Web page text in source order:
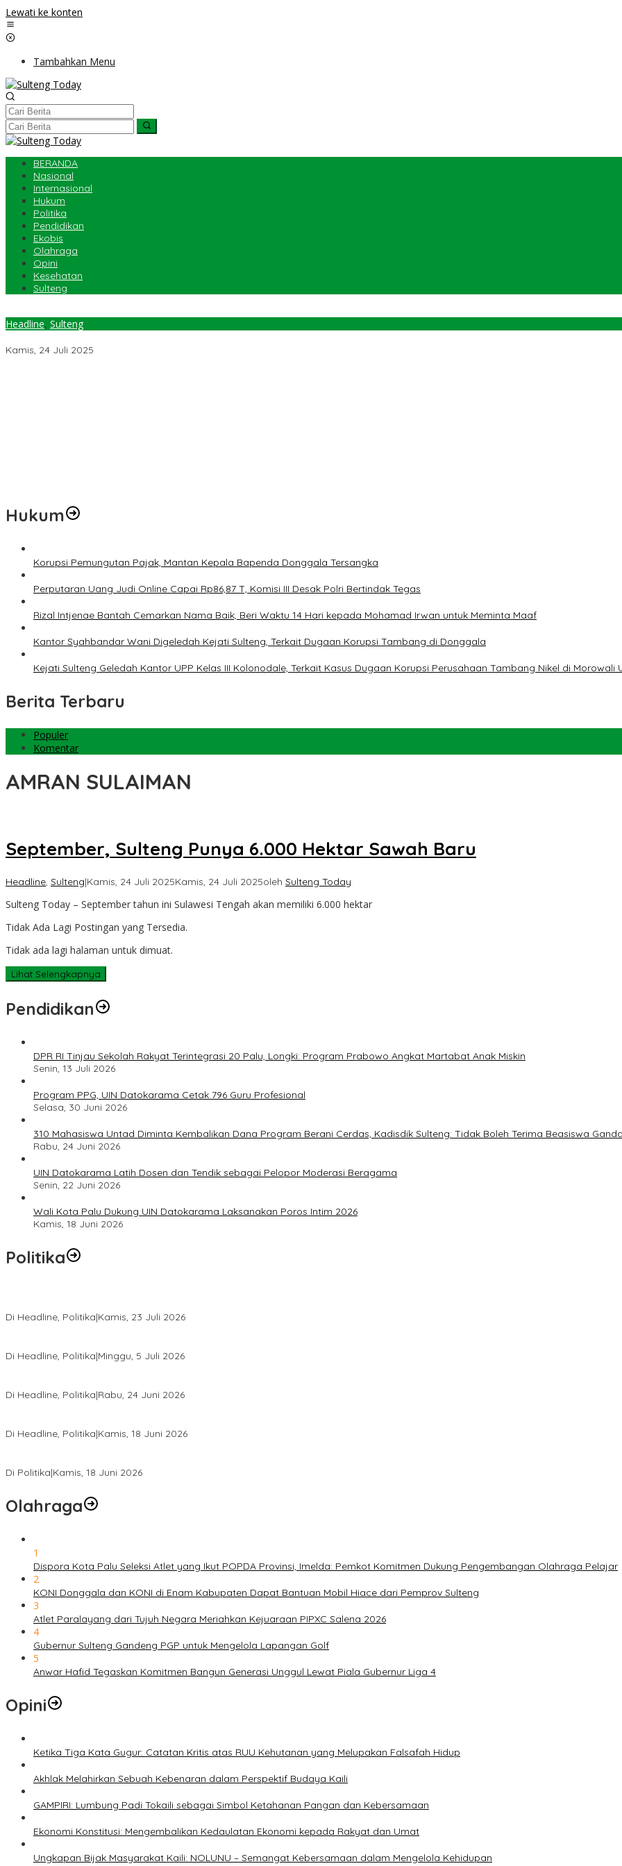
Lewati ke konten
Tambahkan Menu
BERANDA
Nasional
Internasional
Hukum
Politika
Pendidikan
Ekobis
Olahraga
Opini
Kesehatan
Sulteng
Headline, Sulteng
Kamis, 24 Juli 2025
Hukum
Korupsi Pemungutan Pajak, Mantan Kepala Bapenda Donggala Tersangka
Perputaran Uang Judi Online Capai Rp86,87 T, Komisi III Desak Polri Bertindak Tegas
Rizal Intjenae Bantah Cemarkan Nama Baik, Beri Waktu 14 Hari kepada Mohamad Irwan untuk Meminta Maaf
Kantor Syahbandar Wani Digeledah Kejati Sulteng, Terkait Dugaan Korupsi Tambang di Donggala
Kejati Sulteng Geledah Kantor UPP Kelas III Kolonodale, Terkait Kasus Dugaan Korupsi Perusahaan Tambang Nikel di Morowali
Berita Terbaru
Populer
Komentar
AMRAN SULAIMAN
September, Sulteng Punya 6.000 Hektar Sawah Baru
Headline, Sulteng|Kamis, 24 Juli 2025Kamis, 24 Juli 2025oleh Sulteng Today
Sulteng Today – September tahun ini Sulawesi Tengah akan memiliki 6.000 hektar
Tidak Ada Lagi Postingan yang Tersedia.
Tidak ada lagi halaman untuk dimuat.
Lihat Selengkapnya
Pendidikan
DPR RI Tinjau Sekolah Rakyat Terintegrasi 20 Palu, Longki: Program Prabowo Angkat Martabat Anak Miskin
Senin, 13 Juli 2026
Program PPG, UIN Datokarama Cetak 796 Guru Profesional
Selasa, 30 Juni 2026
310 Mahasiswa Untad Diminta Kembalikan Dana Program Berani Cerdas, Kadisdik Sulteng: Tidak Boleh Terima Beasiswa Ganda
Rabu, 24 Juni 2026
UIN Datokarama Latih Dosen dan Tendik sebagai Pelopor Moderasi Beragama
Senin, 22 Juni 2026
Wali Kota Palu Dukung UIN Datokarama Laksanakan Poros Intim 2026
Kamis, 18 Juni 2026
Politika
Di Headline, Politika|Kamis, 23 Juli 2026
Di Headline, Politika|Minggu, 5 Juli 2026
Di Headline, Politika|Rabu, 24 Juni 2026
Di Headline, Politika|Kamis, 18 Juni 2026
Di Politika|Kamis, 18 Juni 2026
Olahraga
1
Dispora Kota Palu Seleksi Atlet yang Ikut POPDA Provinsi, Imelda: Pemkot Komitmen Dukung Pengembangan Olahraga Pelajar
2
KONI Donggala dan KONI di Enam Kabupaten Dapat Bantuan Mobil Hiace dari Pemprov Sulteng
3
Atlet Paralayang dari Tujuh Negara Meriahkan Kejuaraan PIPXC Salena 2026
4
Gubernur Sulteng Gandeng PGP untuk Mengelola Lapangan Golf
5
Anwar Hafid Tegaskan Komitmen Bangun Generasi Unggul Lewat Piala Gubernur Liga 4
Opini
Ketika Tiga Kata Gugur: Catatan Kritis atas RUU Kehutanan yang Melupakan Falsafah Hidup
Akhlak Melahirkan Sebuah Kebenaran dalam Perspektif Budaya Kaili
GAMPIRI: Lumbung Padi Tokaili sebagai Simbol Ketahanan Pangan dan Kebersamaan
Ekonomi Konstitusi: Mengembalikan Kedaulatan Ekonomi kepada Rakyat dan Umat
Ungkapan Bijak Masyarakat Kaili: NOLUNU – Semangat Kebersamaan dalam Mengelola Kehidupan